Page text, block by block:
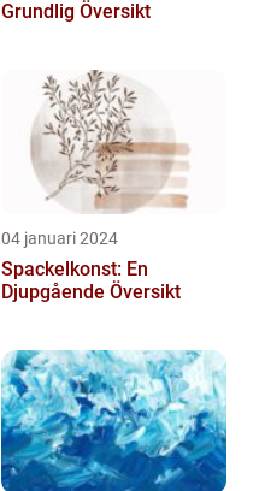
Grundlig Översikt
04 januari 2024
Spackelkonst: En
Djupgående Översikt